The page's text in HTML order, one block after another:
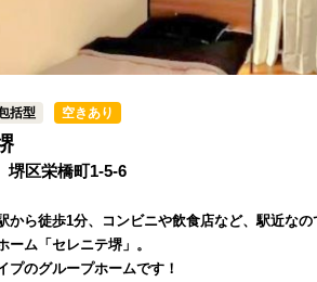
括型 空きあり
区栄橋町1-5-6
ら徒歩1分、コンビニや飲食店など、駅近なの
ーム「セレニテ堺」。
プのグループホームです！